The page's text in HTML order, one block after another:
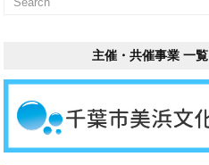
主催・共催事業 一覧